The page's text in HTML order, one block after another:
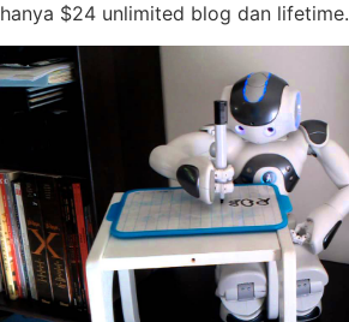
hanya $24 unlimited blog dan lifetime.